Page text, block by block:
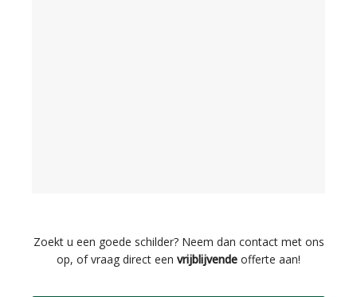
Zoekt u een goede schilder? Neem dan contact met ons
op, of vraag direct een vrijblijvende offerte aan!